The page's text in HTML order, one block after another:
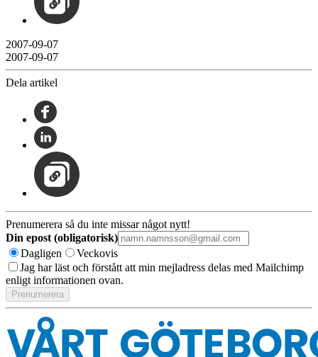
2007-09-07
2007-09-07
Dela artikel
Prenumerera så du inte missar något nytt!
Din epost (obligatorisk)
Dagligen
Veckovis
Jag har läst och förstått att min mejladress delas med Mailchimp
enligt informationen ovan.